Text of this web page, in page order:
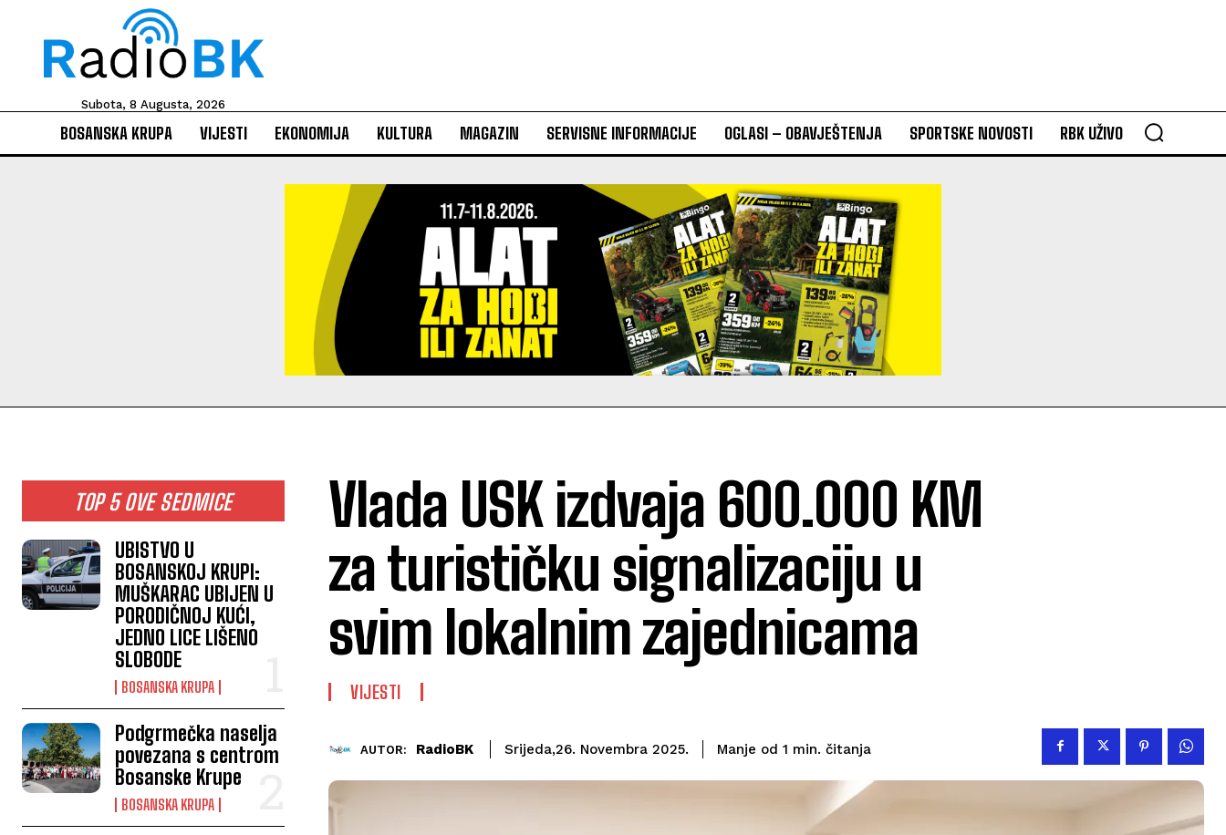
Subota, 8 Augusta, 2026
BOSANSKA KRUPA VIJESTI EKONOMIJA KULTURA MAGAZIN SERVISNE INFORMACIJE OGLASI – OBAVJEŠTENJA SPORTSKE NOVOSTI RBK UŽIVO
TOP 5 OVE SEDMICE
UBISTVO U
BOSANSKOJ KRUPI:
MUŠKARAC UBIJEN U
PORODIČNOJ KUĆI,
JEDNO LICE LIŠENO
SLOBODE
BOSANSKA KRUPA
Podgrmečka naselja
povezana s centrom
Bosanske Krupe
BOSANSKA KRUPA
Vlada USK izdvaja 600.000 KM
za turističku signalizaciju u
svim lokalnim zajednicama
VIJESTI
AUTOR: RadioBK Srijeda,26. Novembra 2025. Manje od 1 min. čitanja